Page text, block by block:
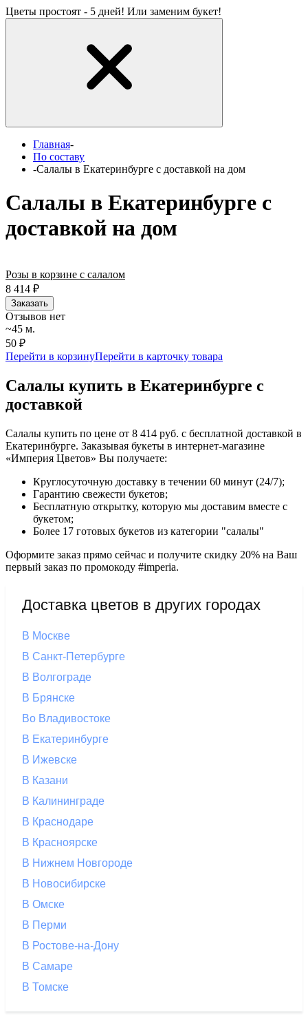
Цветы простоят - 5 дней! Или заменим букет!
Главная-
По составу
-Салалы в Екатеринбурге с доставкой на дом
Салалы в Екатеринбурге с
доставкой на дом
Розы в корзине с салалом
8 414 ₽
Заказать
Отзывов нет
~45 м.
50 ₽
Перейти в корзинуПерейти в карточку товара
Салалы купить в Екатеринбурге с
доставкой
Салалы купить по цене от 8 414 руб. с бесплатной доставкой в
Екатеринбурге. Заказывая букеты в интернет-магазине
«Империя Цветов» Вы получаете:
Круглосуточную доставку в течении 60 минут (24/7);
Гарантию свежести букетов;
Бесплатную открытку, которую мы доставим вместе с
букетом;
Более 17 готовых букетов из категории "салалы"
Оформите заказ прямо сейчас и получите скидку 20% на Ваш
первый заказ по промокоду #imperia.
Доставка цветов в других городах
В Москве
В Санкт-Петербурге
В Волгограде
В Брянске
Во Владивостоке
В Екатеринбурге
В Ижевске
В Казани
В Калининграде
В Краснодаре
В Красноярске
В Нижнем Новгороде
В Новосибирске
В Омске
В Перми
В Ростове-на-Дону
В Самаре
В Томске